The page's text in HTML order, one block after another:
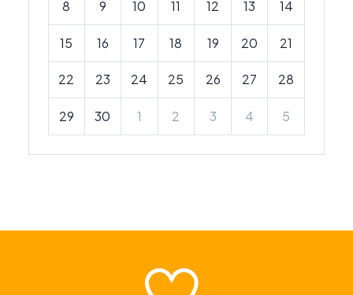
8 9 10 11 12 13 14
15 16 17 18 19 20 21
22 23 24 25 26 27 28
29 30 1 2 3 4 5